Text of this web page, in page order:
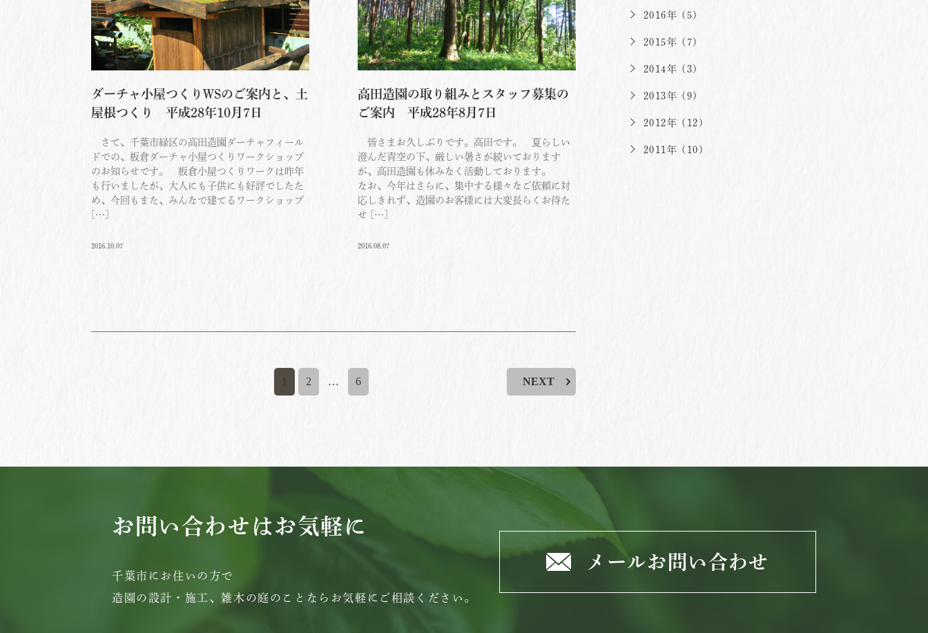
ダーチャ小屋つくりWSのご案内と、土
屋根つくり 平成28年10月7日
さて、千葉市緑区の高田造園ダーチャフィール
ドでの、板倉ダーチャ小屋つくりワークショップ
のお知らせです。 板倉小屋つくりワークは昨年
も行いましたが、大人にも子供にも好評でしたた
め、今回もまた、みんなで建てるワークショップ
[…]
2016.10.07
高田造園の取り組みとスタッフ募集の
ご案内 平成28年8月7日
皆さまお久しぶりです。高田です。 夏らしい
澄んだ青空の下、厳しい暑さが続いております
が、高田造園も休みなく活動しております。
なお、今年はさらに、集中する様々なご依頼に対
応しきれず、造園のお客様には大変長らくお待た
せ […]
2016.08.07
2 … 6 NEXT
2016年 (5)
2015年 (7)
2014年 (3)
2013年 (9)
2012年 (12)
2011年 (10)
お問い合わせはお気軽に
千葉市にお住いの方で
造園の設計・施工、雑木の庭のことならお気軽にご相談ください。
メールお問い合わせ